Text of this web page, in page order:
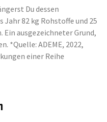
Du dessen
Jahr 82 kg Rohstoffe und 25
Ein ausgezeichneter Grund,
*Quelle: ADEME, 2022,
einer Reihe